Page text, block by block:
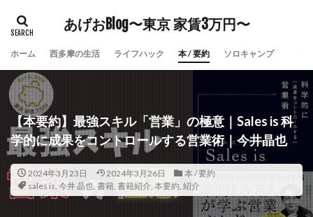
あげおBlog〜東京 家賃3万円〜
ホーム 西多摩の生活 ライフハック 本 / 要約 ソロキャンプ
【本要約】最強スキル「営業」の極意｜Sales is 科
学的に成果をコントロールする営業術｜今井晶也
2024年3月23日 2024年3月26日
本 / 要約
sales is, 今井 晶也, 書籍, 書籍紹介, 本要約, 紹介